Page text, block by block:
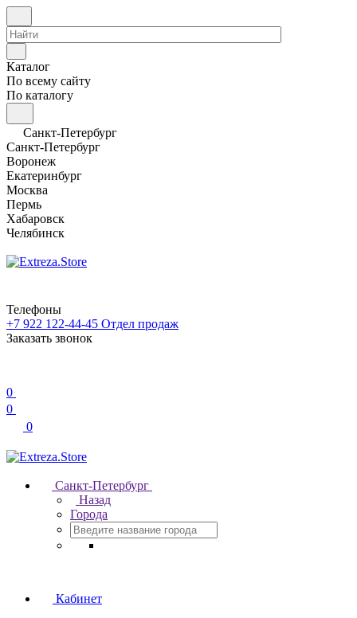
Каталог
По всему сайту
По каталогу
Санкт-Петербург
Санкт-Петербург
Воронеж
Екатеринбург
Москва
Пермь
Хабаровск
Челябинск
Телефоны
+7 922 122-44-45 Отдел продаж
Заказать звонок
0
0
0
Санкт-Петербург
Назад
Города
Кабинет